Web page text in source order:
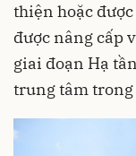
thiện hoặc
được nâng cấp
giai đoạn Hạ
trung tâm